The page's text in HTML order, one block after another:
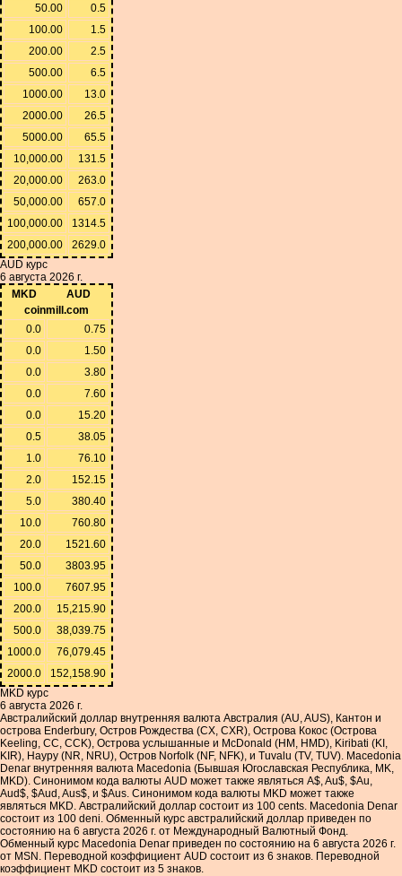
50.00
0.5
100.00
1.5
200.00
2.5
500.00
6.5
1000.00
13.0
2000.00
26.5
5000.00
65.5
10,000.00
131.5
20,000.00
263.0
50,000.00
657.0
100,000.00
1314.5
200,000.00
2629.0
AUD курс
6 августа 2026 г.
MKD
AUD
coinmill.com
0.0
0.75
0.0
1.50
0.0
3.80
0.0
7.60
0.0
15.20
0.5
38.05
1.0
76.10
2.0
152.15
5.0
380.40
10.0
760.80
20.0
1521.60
50.0
3803.95
100.0
7607.95
200.0
15,215.90
500.0
38,039.75
1000.0
76,079.45
2000.0
152,158.90
MKD курс
6 августа 2026 г.
Австралийский доллар внутренняя валюта Австралия (AU, AUS), Кантон и
острова Enderbury, Остров Рождества (CX, CXR), Острова Кокос (Острова
Keeling, CC, CCK), Острова услышанные и McDonald (HM, HMD), Kiribati (KI,
KIR), Науру (NR, NRU), Остров Norfolk (NF, NFK), и Tuvalu (TV, TUV). Macedonia
Denar внутренняя валюта Macedonia (Бывшая Югославская Республика, MK,
MKD). Синонимом кода валюты AUD может также являться A$, Au$, $Au,
Aud$, $Aud, Aus$, и $Aus. Синонимом кода валюты MKD может также
являться MKD. Австралийский доллар состоит из 100 cents. Macedonia Denar
состоит из 100 deni. Обменный курс австралийский доллар приведен по
состоянию на 6 августа 2026 г. от Международный Валютный Фонд.
Обменный курс Macedonia Denar приведен по состоянию на 6 августа 2026 г.
от MSN. Переводной коэффициент AUD состоит из 6 знаков. Переводной
коэффициент MKD состоит из 5 знаков.